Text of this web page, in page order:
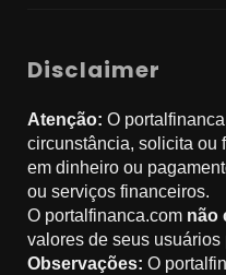
Disclaimer
Atenção: O
circunstância, solicita ou
em dinheiro ou
ou serviços financeiros.
O portalfinanca.com não
valores de seus
Observações: O